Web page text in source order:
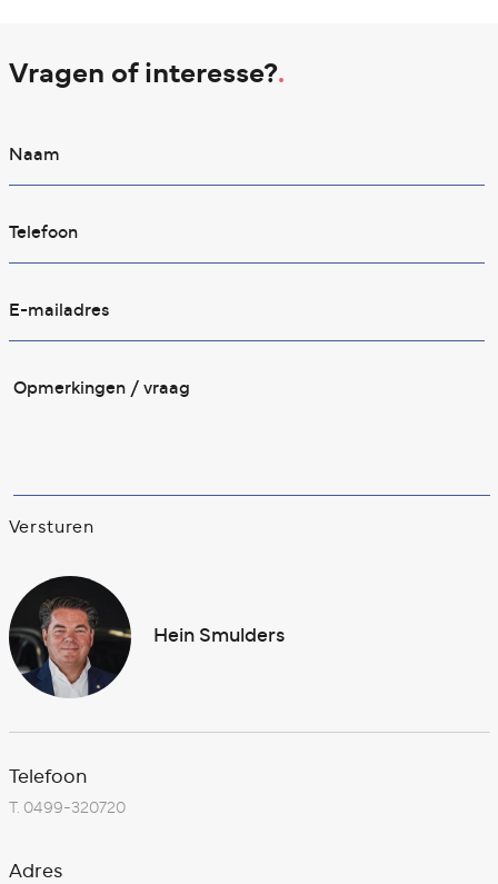
Vragen of interesse?.
Versturen
Hein Smulders
Telefoon
T. 0499-320720
Adres